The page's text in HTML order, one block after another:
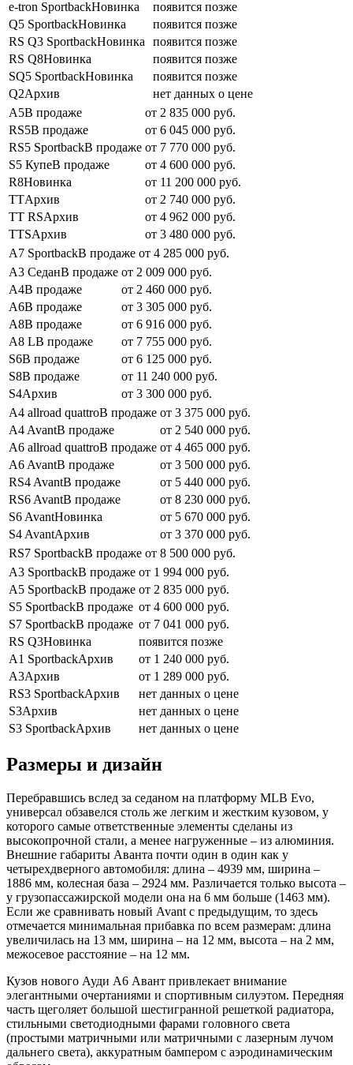
e-tron SportbackНовинка
появится позже
Q5 SportbackНовинка
появится позже
RS Q3 SportbackНовинка
появится позже
RS Q8Новинка
появится позже
SQ5 SportbackНовинка
появится позже
Q2Архив
нет данных о цене
A5В продаже
от 2 835 000 руб.
RS5В продаже
от 6 045 000 руб.
RS5 SportbackВ продаже от 7 770 000 руб.
S5 КупеВ продаже
от 4 600 000 руб.
R8Новинка
от 11 200 000 руб.
TTАрхив
от 2 740 000 руб.
TT RSАрхив
от 4 962 000 руб.
TTSАрхив
от 3 480 000 руб.
A7 SportbackВ продаже от 4 285 000 руб.
A3 СеданВ продаже от 2 009 000 руб.
A4В продаже
от 2 460 000 руб.
A6В продаже
от 3 305 000 руб.
A8В продаже
от 6 916 000 руб.
A8 LВ продаже
от 7 755 000 руб.
S6В продаже
от 6 125 000 руб.
S8В продаже
от 11 240 000 руб.
S4Архив
от 3 300 000 руб.
A4 allroad quattroВ продаже от 3 375 000 руб.
A4 AvantВ продаже
от 2 540 000 руб.
A6 allroad quattroВ продаже от 4 465 000 руб.
A6 AvantВ продаже
от 3 500 000 руб.
RS4 AvantВ продаже
от 5 440 000 руб.
RS6 AvantВ продаже
от 8 230 000 руб.
S6 AvantНовинка
от 5 670 000 руб.
S4 AvantАрхив
от 3 370 000 руб.
RS7 SportbackВ продаже от 8 500 000 руб.
A3 SportbackВ продаже от 1 994 000 руб.
A5 SportbackВ продаже от 2 835 000 руб.
S5 SportbackВ продаже от 4 600 000 руб.
S7 SportbackВ продаже от 7 041 000 руб.
RS Q3Новинка
появится позже
A1 SportbackАрхив
от 1 240 000 руб.
A3Архив
от 1 289 000 руб.
RS3 SportbackАрхив
нет данных о цене
S3Архив
нет данных о цене
S3 SportbackАрхив
нет данных о цене
Размеры и дизайн
Перебравшись вслед за седаном на платформу MLB Evo,
универсал обзавелся столь же легким и жестким кузовом, у
которого самые ответственные элементы сделаны из
высокопрочной стали, а менее нагруженные – из алюминия.
Внешние габариты Аванта почти один в один как у
четырехдверного автомобиля: длина – 4939 мм, ширина –
1886 мм, колесная база – 2924 мм. Различается только высота –
у грузопассажирской модели она на 6 мм больше (1463 мм).
Если же сравнивать новый Avant с предыдущим, то здесь
отмечается минимальная прибавка по всем размерам: длина
увеличилась на 13 мм, ширина – на 12 мм, высота – на 2 мм,
межосевое расстояние – на 12 мм.
Кузов нового Ауди А6 Авант привлекает внимание
элегантными очертаниями и спортивным силуэтом. Передняя
часть щеголяет большой шестигранной решеткой радиатора,
стильными светодиодными фарами головного света
(простыми матричными или матричными с лазерным лучом
дальнего света), аккуратным бампером с аэродинамическим